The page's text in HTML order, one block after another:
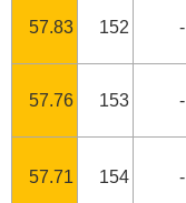
57.83 152 -
57.76 153 -
57.71 154 -